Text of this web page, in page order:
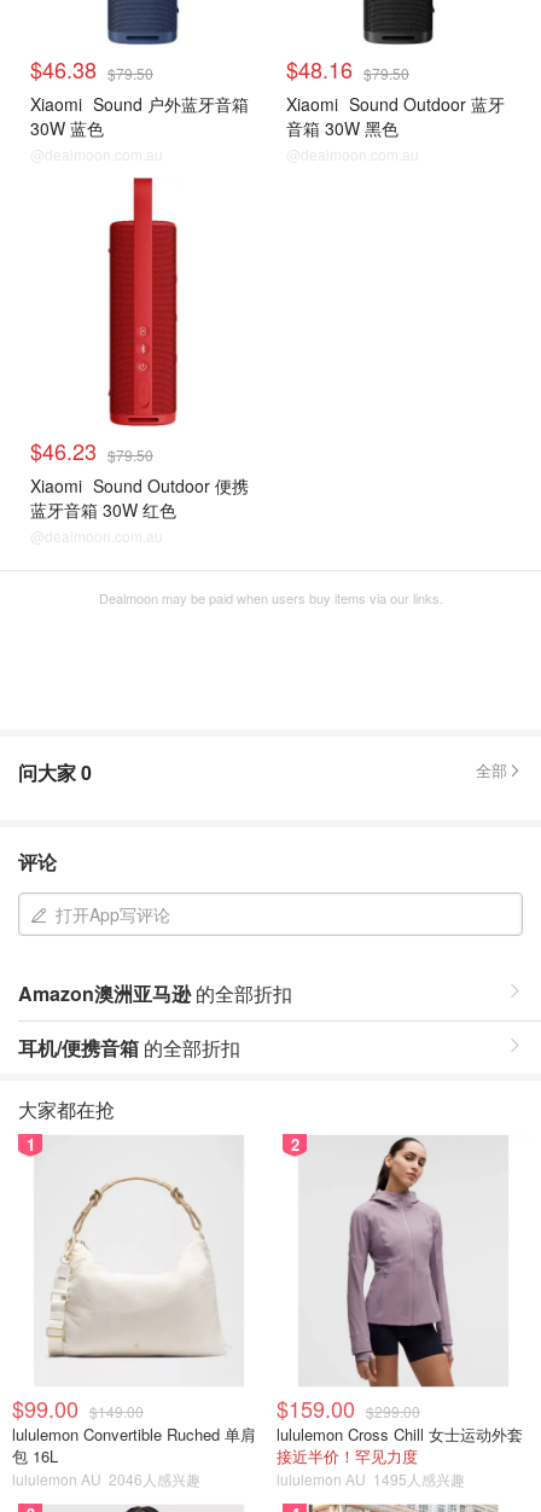
$46.38 $79.50
Xiaomi Sound 户外蓝牙音箱
30W 蓝色
@dealmoon.com.au
$48.16 $79.50
Xiaomi Sound Outdoor 蓝牙
音箱 30W 黑色
@dealmoon.com.au
$46.23 $79.50
Xiaomi Sound Outdoor 便携
蓝牙音箱 30W 红色
@dealmoon.com.au
Dealmoon may be paid when users buy items via our links.
问大家0 全部
评论
打开App写评论
Amazon澳洲亚马逊的全部折扣
耳机/便携音箱 的全部折扣
大家都在抢
1
$99.00 $149.00
lululemon Convertible Ruched 单肩
包 16L
lululemon AU 2046人感兴趣
2
$159.00 $299.00
lululemon Cross Chill 女士运动外套
接近半价！罕见力度
lululemon AU 1495人感兴趣